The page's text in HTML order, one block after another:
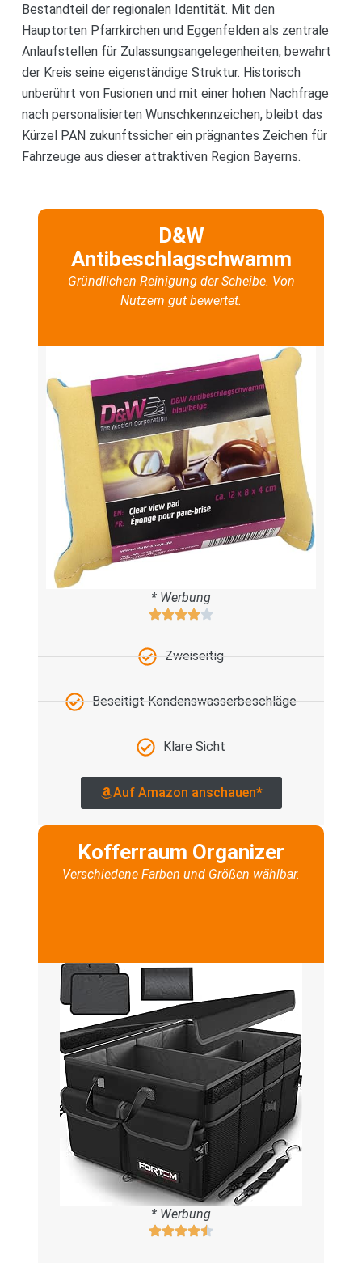
Bestandteil der regionalen Identität. Mit den
Hauptorten Pfarrkirchen und Eggenfelden als zentrale
Anlaufstellen für Zulassungsangelegenheiten, bewahrt
der Kreis seine eigenständige Struktur. Historisch
unberührt von Fusionen und mit einer hohen Nachfrage
nach personalisierten Wunschkennzeichen, bleibt das
Kürzel PAN zukunftssicher ein prägnantes Zeichen für
Fahrzeuge aus dieser attraktiven Region Bayerns.
D&W
Antibeschlagschwamm
Gründlichen Reinigung der Scheibe. Von
Nutzern gut bewertet.
* Werbung
Zweiseitig
Beseitigt Kondenswasserbeschläge
Klare Sicht
Auf Amazon anschauen*
Kofferraum Organizer
Verschiedene Farben und Größen wählbar.
* Werbung